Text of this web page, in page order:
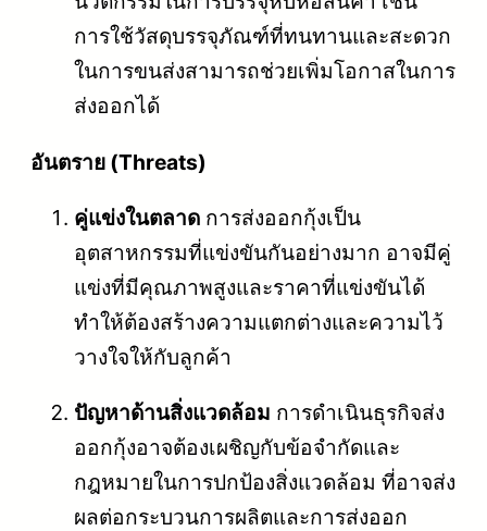
การใช้วัสดุบรรจุภัณฑ์ที่ทนทานและสะดวก
ในการขนส่งสามารถช่วยเพิ่มโอกาสในการ
ส่งออกได้
อันตราย (Threats)
คู่แข่งในตลาด การส่งออกกุ้งเป็น
อุตสาหกรรมที่แข่งขันกันอย่างมาก อาจมีคู่
แข่งที่มีคุณภาพสูงและราคาที่แข่งขันได้
ทำให้ต้องสร้างความแตกต่างและความไว้
วางใจให้กับลูกค้า
ปัญหาด้านสิ่งแวดล้อม การดำเนินธุรกิจส่ง
ออกกุ้งอาจต้องเผชิญกับข้อจำกัดและ
กฎหมายในการปกป้องสิ่งแวดล้อม ที่อาจส่ง
ผลต่อกระบวนการผลิตและการส่งออก